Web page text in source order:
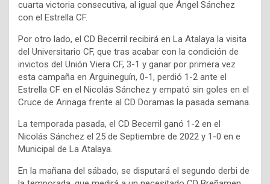
cuarta victoria consecutiva, al igual que Ángel Sánchez
con el Estrella CF.
Por otro lado, el CD Becerril recibirá en La Atalaya la visita
del Universitario CF, que tras acabar con la condición de
invictos del Unión Viera CF, 3-1 y ganar por primera vez
esta campaña en Arguineguín, 0-1, perdió 1-2 ante el
Estrella CF en el Nicolás Sánchez y empató sin goles en el
Cruce de Arinaga frente al CD Doramas la pasada semana.
La temporada pasada, el CD Becerril ganó 1-2 en el
Nicolás Sánchez el 25 de Septiembre de 2022 y 1-0 en e
Municipal de La Atalaya.
En la mañana del sábado, se disputará el segundo derbi de